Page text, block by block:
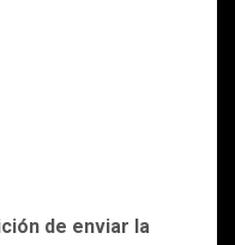
de enviar la